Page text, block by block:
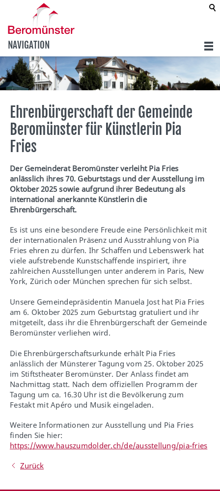
NAVIGATION
Ehrenbürgerschaft der Gemeinde
Beromünster für Künstlerin Pia
Fries
Der Gemeinderat Beromünster verleiht Pia Fries
anlässlich ihres 70. Geburtstags und der Ausstellung im
Oktober 2025 sowie aufgrund ihrer Bedeutung als
international anerkannte Künstlerin die
Ehrenbürgerschaft.
Es ist uns eine besondere Freude eine Persönlichkeit mit
der internationalen Präsenz und Ausstrahlung von Pia
Fries ehren zu dürfen. Ihr Schaffen und Lebenswerk hat
viele aufstrebende Kunstschaffende inspiriert, ihre
zahlreichen Ausstellungen unter anderem in Paris, New
York, Zürich oder München sprechen für sich selbst.
Unsere Gemeindepräsidentin Manuela Jost hat Pia Fries
am 6. Oktober 2025 zum Geburtstag gratuliert und ihr
mitgeteilt, dass ihr die Ehrenbürgerschaft der Gemeinde
Beromünster verliehen wird.
Die Ehrenbürgerschaftsurkunde erhält Pia Fries
anlässlich der Münsterer Tagung vom 25. Oktober 2025
im Stiftstheater Beromünster. Der Anlass findet am
Nachmittag statt. Nach dem offiziellen Programm der
Tagung um ca. 16.30 Uhr ist die Bevölkerung zum
Festakt mit Apéro und Musik eingeladen.
Weitere Informationen zur Ausstellung und Pia Fries
finden Sie hier:
https://www.hauszumdolder.ch/de/ausstellung/pia-fries
Zurück